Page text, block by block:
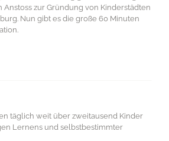
Anstoss zur Gründung von Kinderstädten
Nun gibt es die große 60 Minuten
täglich weit über zweitausend Kinder
Lernens und selbstbestimmter